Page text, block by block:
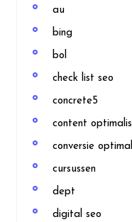
au
bing
bol
check list seo
concrete5
content
conversie
cursussen
dept
digital seo